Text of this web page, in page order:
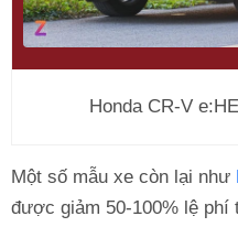
Honda CR-V
Một số mẫu xe còn lại như
được giảm 50-100% lệ